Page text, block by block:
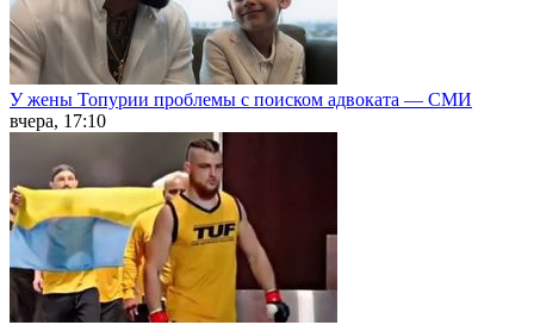
У жены Топурии проблемы с поиском адвоката — СМИ
вчера, 17:10